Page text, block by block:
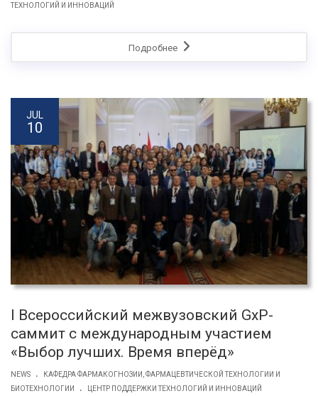
ТЕХНОЛОГИЙ И ИННОВАЦИЙ
Подробнее
JUL
10
I Всероссийский межвузовский GxP-
саммит с международным участием
«Выбор лучших. Время вперёд»
NEWS .
КАФЕДРА ФАРМАКОГНОЗИИ, ФАРМАЦЕВТИЧЕСКОЙ ТЕХНОЛОГИИ И
БИОТЕХНОЛОГИИ
. ЦЕНТР ПОДДЕРЖКИ ТЕХНОЛОГИЙ И ИННОВАЦИЙ